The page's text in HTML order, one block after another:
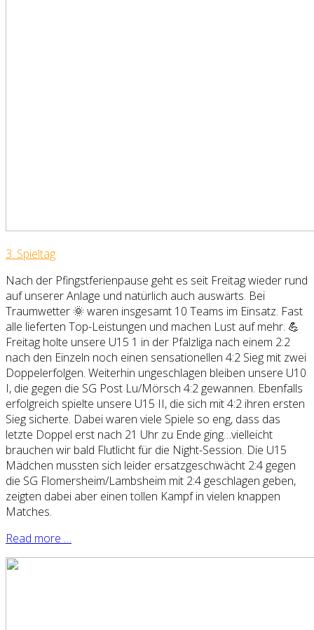
3. Spieltag
Nach der Pfingstferienpause geht es seit Freitag wieder rund
auf unserer Anlage und natürlich auch auswärts. Bei
Traumwetter 🌞 waren insgesamt 10 Teams im Einsatz. Fast
alle lieferten Top-Leistungen und machen Lust auf mehr. 💪
Freitag holte unsere U15 1 in der Pfalzliga nach einem 2:2
nach den Einzeln noch einen sensationellen 4:2 Sieg mit zwei
Doppelerfolgen. Weiterhin ungeschlagen bleiben unsere U10
I, die gegen die SG Post Lu/Mörsch 4:2 gewannen. Ebenfalls
erfolgreich spielte unsere U15 II, die sich mit 4:2 ihren ersten
Sieg sicherte. Dabei waren viele Spiele so eng, dass das
letzte Doppel erst nach 21 Uhr zu Ende ging…vielleicht
brauchen wir bald Flutlicht für die Night-Session. Die U15
Mädchen mussten sich leider ersatzgeschwächt 2:4 gegen
die SG Flomersheim/Lambsheim mit 2:4 geschlagen geben,
zeigten dabei aber einen tollen Kampf in vielen knappen
Matches.
Read more …